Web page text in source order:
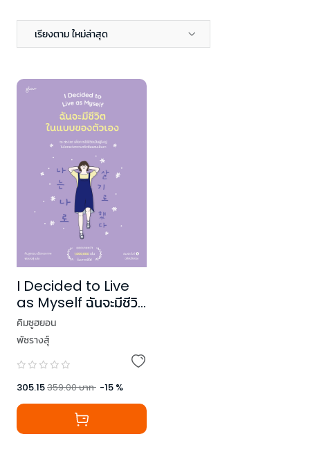
เรียงตาม ใหม่ล่าสุด
I Decided to Live
as Myself ฉันจะมีชีวิต
ในแบบของตัวเอง
คิมซูฮยอน
พัชรางสุ์
305.15359.00บาท -15 %